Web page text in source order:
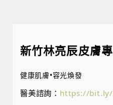
新竹林亮辰皮膚
健康肌膚•容光煥發
醫美諮詢： https://bit.ly/